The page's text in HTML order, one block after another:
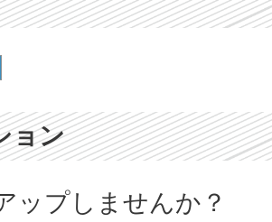
ョン
ップしませんか？